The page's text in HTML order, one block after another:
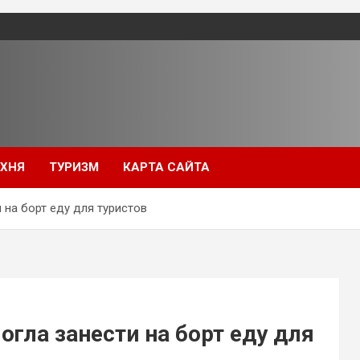
ТУРИЗМ КАРТА САЙТА
борт еду для туристов
занести на борт еду для